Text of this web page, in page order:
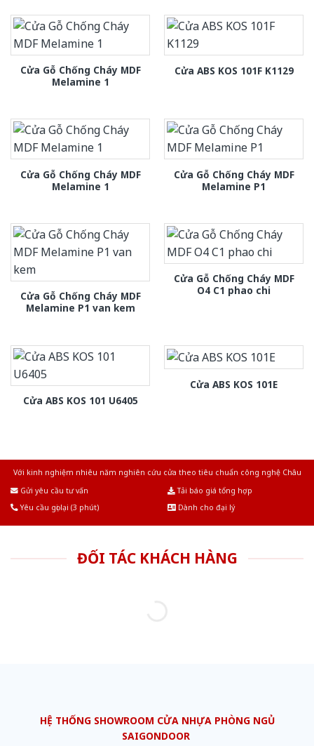
Cửa Gỗ Chống Cháy MDF
Melamine 1
Cửa ABS KOS 101F K1129
Cửa Gỗ Chống Cháy MDF
Melamine 1
Cửa Gỗ Chống Cháy MDF
Melamine P1
Cửa Gỗ Chống Cháy MDF
Melamine P1 van kem
Cửa Gỗ Chống Cháy MDF
O4 C1 phao chi
Cửa ABS KOS 101 U6405
Cửa ABS KOS 101E
Với kinh nghiệm nhiêu năm nghiên cứu cửa theo tiêu chuẩn công nghệ Châu
Gửi yêu cầu tư vấn
Tải báo giá tổng hợp
Yêu cầu gọi lại (3 phút)
Dành cho đại lý
ĐỐI TÁC KHÁCH HÀNG
HỆ THỐNG SHOWROOM CỬA NHỰA PHÒNG NGỦ
SAIGONDOOR